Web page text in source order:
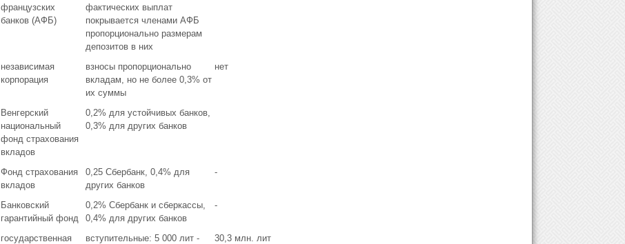
французских
банков (АФБ)
фактических выплат
покрывается членами АФБ
пропорционально размерам
депозитов в них
независимая
корпорация
взносы пропорционально
вкладам, но не более 0,3% от
их суммы
нет
Венгерский
национальный
фонд страхования
вкладов
0,2% для устойчивых банков,
0,3% для других банков
Фонд страхования
вкладов
0,25 Сбербанк, 0,4% для
других банков
-
Банковский
гарантийный фонд
0,2% Сбербанк и сберкассы,
0,4% для других банков
-
государственная
вступительные: 5 000 лит -
30,3 млн. лит